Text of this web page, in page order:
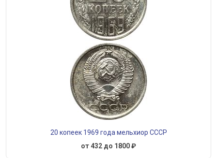
20 копеек 1969 года мельхиор СССР
от 432 до 1800 ₽